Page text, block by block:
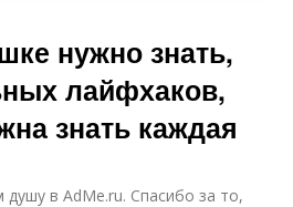
нужно знать,
лайфхаков,
знать каждая
в AdMe.ru. Cпасибо за то,